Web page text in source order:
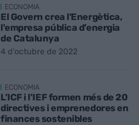
ECONOMIA
El Govern crea l'Energètica,
l'empresa pública d’energia
de Catalunya
4 d’octubre de 2022
ECONOMIA
L’ICF i l’IEF formen més de 20
directives i emprenedores en
finances sostenibles